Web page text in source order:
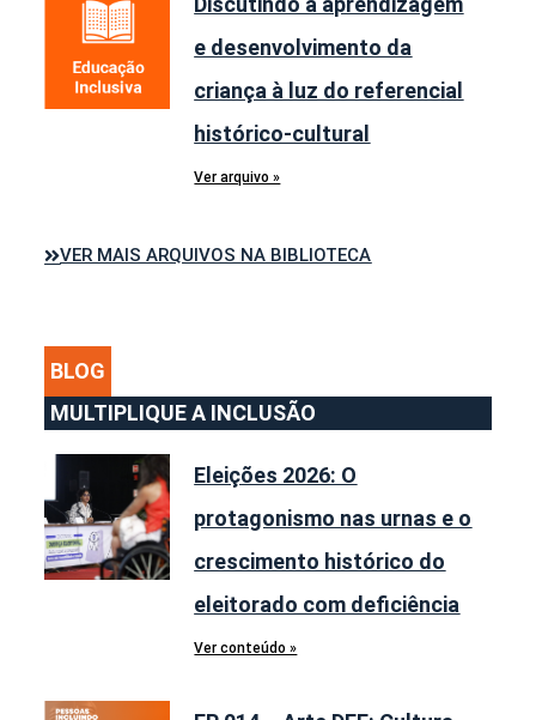
e desenvolvimento da
criança à luz do referencial
histórico-cultural
Ver arquivo »
VER MAIS ARQUIVOS NA BIBLIOTECA
BLOG
MULTIPLIQUE A INCLUSÃO
Eleições 2026: O
protagonismo nas urnas e o
crescimento histórico do
eleitorado com deficiência
Ver conteúdo »